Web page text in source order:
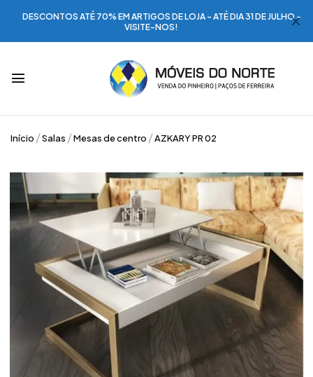
DESCONTOS ATÉ 70% EM ARTIGOS DE LOJA - ATÉ DIA 31 DE JULHO -
VISITE-NOS!
Início Salas Mesas de centro AZKARY PR 02